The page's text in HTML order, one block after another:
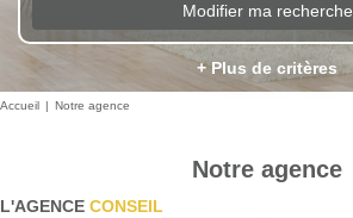
Modifier ma recherche
+ Plus de critères
Accueil Notre agence
Notre agence
L'AGENCE CONSEIL